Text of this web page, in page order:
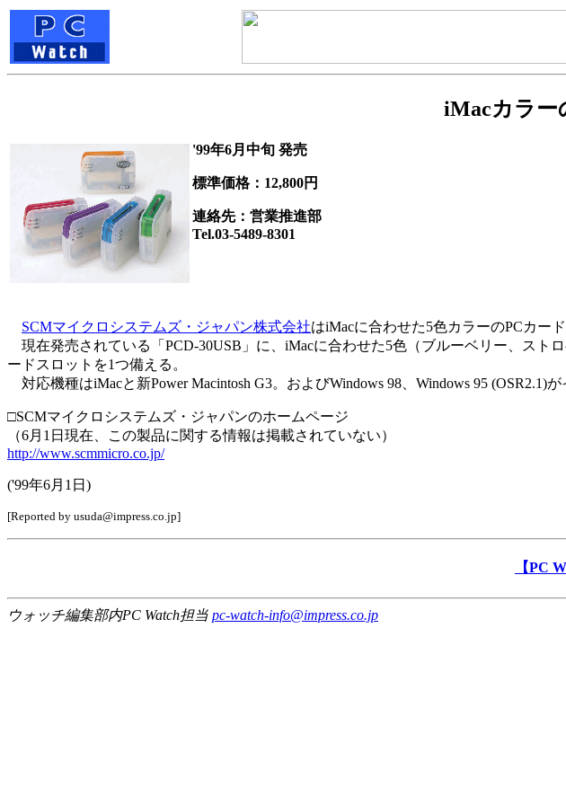
iMacカラー
'99年6月中旬 発売
標準価格：12,800円
連絡先：営業推進部
Tel.03-5489-8301
SCMマイクロシステムズ・ジャパン株式会社はiMacに合わせた5色カラーのPCカー
現在発売されている「PCD-30USB」に、iMacに合わせた5色（ブルーベリー、スト
ードスロットを1つ備える。
対応機種はiMacと新Power Macintosh G3。およびWindows 98、Windows 95 (OSR2.1)
□SCMマイクロシステムズ・ジャパンのホームページ
（6月1日現在、この製品に関する情報は掲載されていない）
http://www.scmmicro.co.jp/
('99年6月1日)
[Reported by usuda@impress.co.jp]
【PC
ウォッチ編集部内PC Watch担当 pc-watch-info@impress.co.jp